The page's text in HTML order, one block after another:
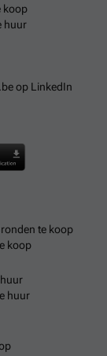
koop
huur
op LinkedIn
te koop
koop
huur